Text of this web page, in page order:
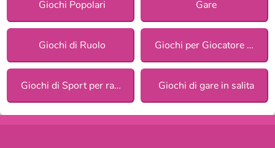
Giochi Popolari Gare
Giochi di Ruolo Giochi per Giocatore Singolo
Giochi di Sport per ragazze Giochi di gare in salita